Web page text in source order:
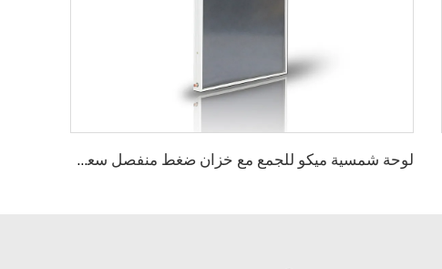
لوحة شمسية ميكو للجمع مع خزان ضغط منفصل سعة 316 لتر